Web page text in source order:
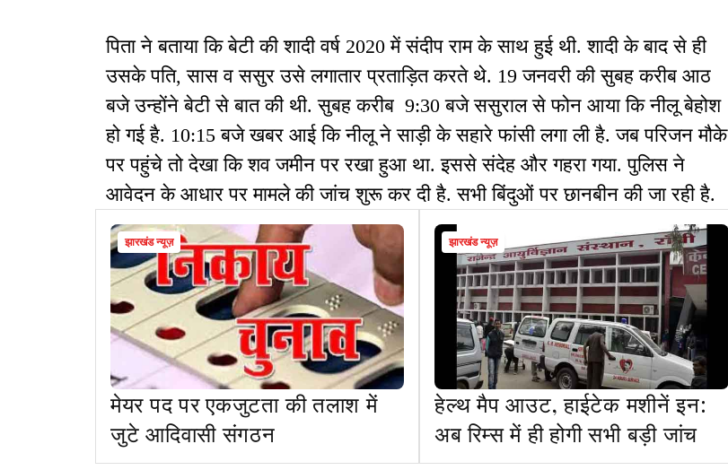
पिता ने बताया कि बेटी की शादी वर्ष 2020 में संदीप राम के साथ हुई थी. शादी के बाद से ही
उसके पति, सास व ससुर उसे लगातार प्रताड़ित करते थे. 19 जनवरी की सुबह करीब आठ
बजे उन्होंने बेटी से बात की थी. सुबह करीब 9:30 बजे ससुराल से फोन आया कि नीलू बेहोश
हो गई है. 10:15 बजे खबर आई कि नीलू ने साड़ी के सहारे फांसी लगा ली है. जब परिजन मौके
पर पहुंचे तो देखा कि शव जमीन पर रखा हुआ था. इससे संदेह और गहरा गया. पुलिस ने
आवेदन के आधार पर मामले की जांच शुरू कर दी है. सभी बिंदुओं पर छानबीन की जा रही है.
झारखंड न्यूज़
मेयर पद पर एकजुटता की तलाश में
जुटे आदिवासी संगठन
झारखंड न्यूज़
हेल्थ मैप आउट, हाईटेक मशीनें इन:
अब रिम्स में ही होगी सभी बड़ी जांच